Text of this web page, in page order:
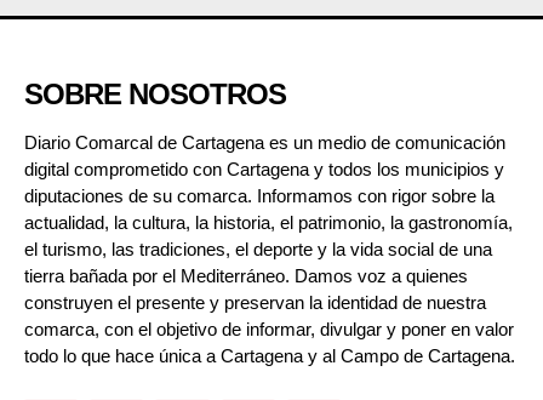
SOBRE NOSOTROS
Diario Comarcal de Cartagena es un medio de comunicación
digital comprometido con Cartagena y todos los municipios y
diputaciones de su comarca. Informamos con rigor sobre la
actualidad, la cultura, la historia, el patrimonio, la gastronomía,
el turismo, las tradiciones, el deporte y la vida social de una
tierra bañada por el Mediterráneo. Damos voz a quienes
construyen el presente y preservan la identidad de nuestra
comarca, con el objetivo de informar, divulgar y poner en valor
todo lo que hace única a Cartagena y al Campo de Cartagena.